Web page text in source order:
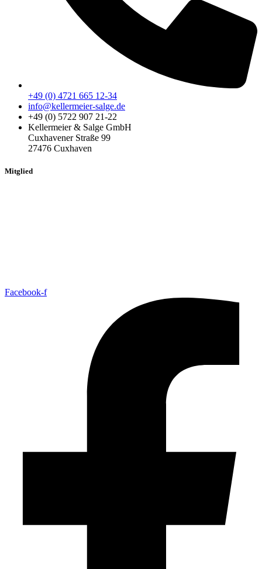
+49 (0) 4721 665 12-34
info@kellermeier-salge.de
+49 (0) 5722 907 21-22
Kellermeier & Salge GmbH
Cuxhavener Straße 99
27476 Cuxhaven
Mitglied
Facebook-f